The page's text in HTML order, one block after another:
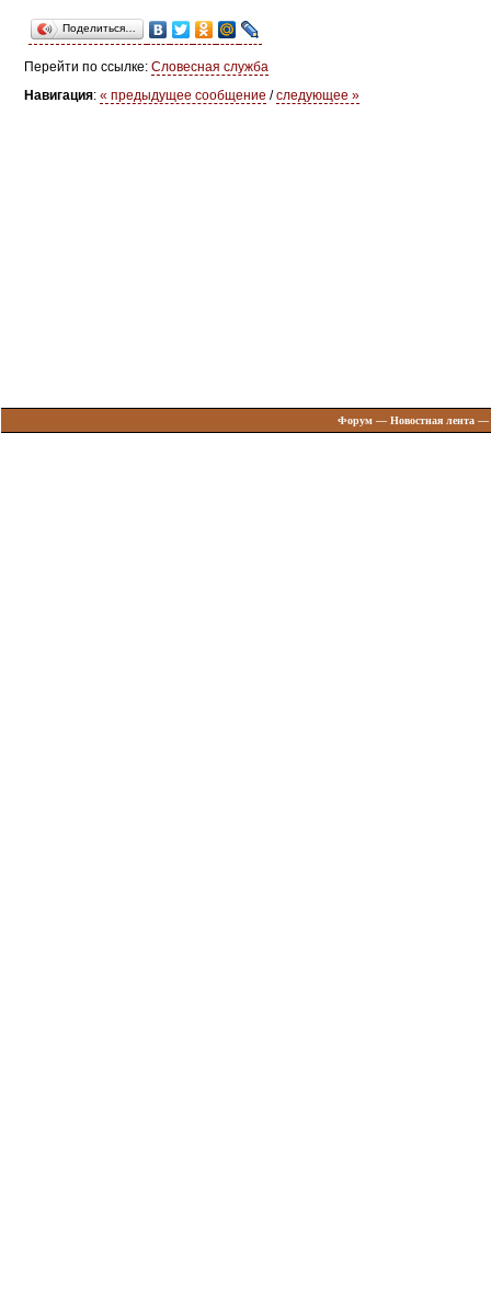
Поделиться…
Перейти по ссылке: Словесная служба
Навигация: « предыдущее сообщение /следующее »
Форум— Новостная лента—